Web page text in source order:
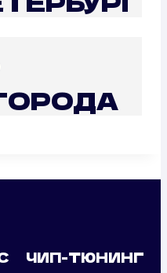
ЧИП-ТЮНИНГ